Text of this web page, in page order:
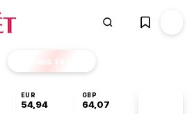
Finans EKSTRA
EUR
54,94
GBP
64,07